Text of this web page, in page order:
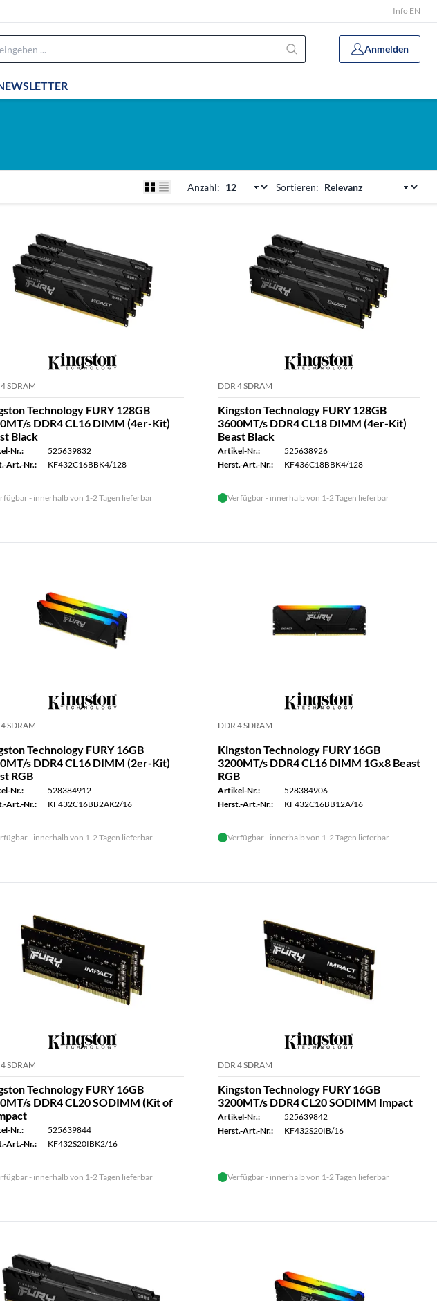
Info EN
Anmelden
Anzahl: Sortieren:
SDRAM
Technology FURY 128GB
s DDR4 CL16 DIMM (4er-Kit)
Black
Nr.:
525639832
Art.-Nr.:
KF432C16BBK4/128
- innerhalb von 1-2 Tagen lieferbar
DDR 4 SDRAM
Kingston Technology FURY 128GB
3600MT/s DDR4 CL18 DIMM (4er-Kit)
Beast Black
Artikel-Nr.:
525638926
Herst.-Art.-Nr.:
KF436C18BBK4/128
Verfügbar - innerhalb von 1-2 Tagen lieferbar
SDRAM
Technology FURY 16GB
s DDR4 CL16 DIMM (2er-Kit)
RGB
Nr.:
528384912
Art.-Nr.:
KF432C16BB2AK2/16
- innerhalb von 1-2 Tagen lieferbar
DDR 4 SDRAM
Kingston Technology FURY 16GB
3200MT/s DDR4 CL16 DIMM 1Gx8 Beast
RGB
Artikel-Nr.:
528384906
Herst.-Art.-Nr.:
KF432C16BB12A/16
Verfügbar - innerhalb von 1-2 Tagen lieferbar
SDRAM
Technology FURY 16GB
s DDR4 CL20 SODIMM (Kit of
Nr.:
525639844
Art.-Nr.:
KF432S20IBK2/16
- innerhalb von 1-2 Tagen lieferbar
DDR 4 SDRAM
Kingston Technology FURY 16GB
3200MT/s DDR4 CL20 SODIMM Impact
Artikel-Nr.:
525639842
Herst.-Art.-Nr.:
KF432S20IB/16
Verfügbar - innerhalb von 1-2 Tagen lieferbar